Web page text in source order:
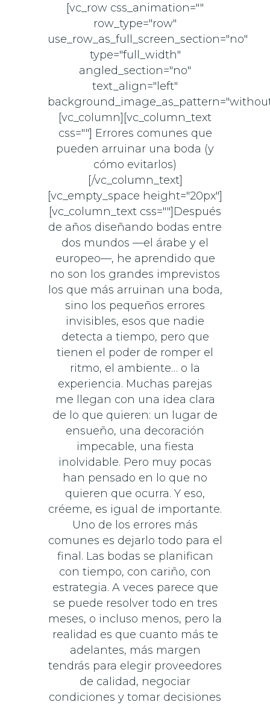
[vc_row css_animation=""
row_type="row"
use_row_as_full_screen_section="no"
type="full_width"
angled_section="no"
text_align="left"
[vc_column][vc_column_text
css=""] Errores comunes que
pueden arruinar una boda (y
cómo evitarlos)
[/vc_column_text]
[vc_empty_space height="20px"]
[vc_column_text css=""]Después
de años diseñando bodas entre
dos mundos —el árabe y el
europeo—, he aprendido que
no son los grandes imprevistos
los que más arruinan una boda,
sino los pequeños errores
invisibles, esos que nadie
detecta a tiempo, pero que
tienen el poder de romper el
ritmo, el ambiente… o la
experiencia. Muchas parejas
me llegan con una idea clara
de lo que quieren: un lugar de
ensueño, una decoración
impecable, una fiesta
inolvidable. Pero muy pocas
han pensado en lo que no
quieren que ocurra. Y eso,
créeme, es igual de importante.
Uno de los errores más
comunes es dejarlo todo para el
final. Las bodas se planifican
con tiempo, con cariño, con
estrategia. A veces parece que
se puede resolver todo en tres
meses, o incluso menos, pero la
realidad es que cuanto más te
adelantes, más margen
tendrás para elegir proveedores
de calidad, negociar
condiciones y tomar decisiones